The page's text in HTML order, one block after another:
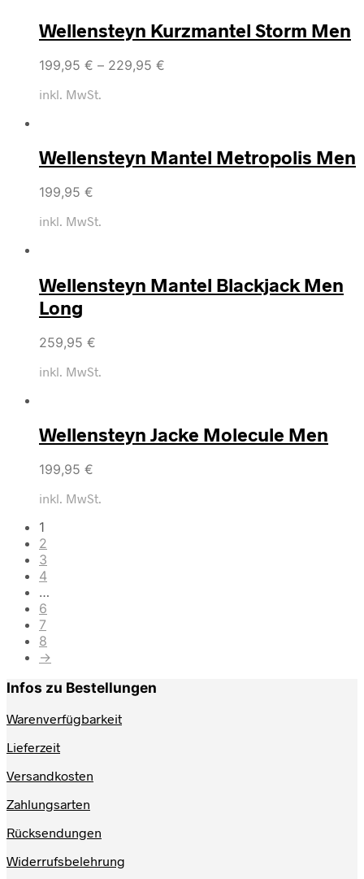
Wellensteyn Kurzmantel Storm Men
199,95 € – 229,95 €
inkl. MwSt.
Wellensteyn Mantel Metropolis Men
199,95 €
inkl. MwSt.
Wellensteyn Mantel Blackjack Men
Long
259,95 €
inkl. MwSt.
Wellensteyn Jacke Molecule Men
199,95 €
inkl. MwSt.
1
2
3
4
…
6
7
8
→
Infos zu Bestellungen
Warenverfügbarkeit
Lieferzeit
Versandkosten
Zahlungsarten
Rücksendungen
Widerrufsbelehrung